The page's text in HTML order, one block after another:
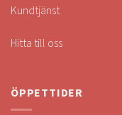
Kundtjänst
Hitta till oss
ÖPPETTIDER